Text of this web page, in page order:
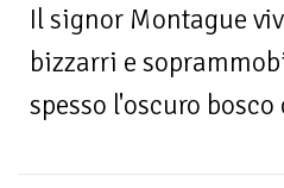
Il signor Montague
bizzarri e
spesso l'oscuro